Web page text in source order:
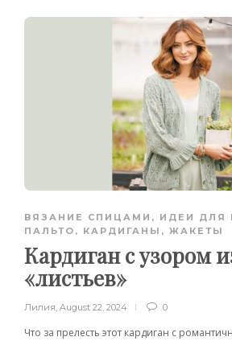
ВЯЗАНИЕ СПИЦАМИ , ИДЕИ ДЛЯ
ПАЛЬТО, КАРДИГАНЫ, ЖАКЕТЫ
Кардиган с узором
«листьев»
Лилия, August 22, 2024 0
Что за прелесть этот кардиган с